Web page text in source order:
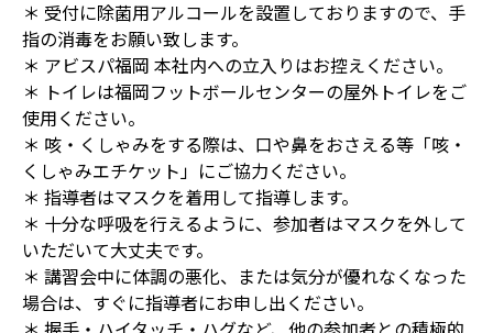
＊ 受付に除菌用アルコールを設置しておりますので、手
指の消毒をお願い致します。
＊ アビスパ福岡 本社内への立入りはお控えください。
＊ トイレは福岡フットボールセンターの屋外トイレをご
使用ください。
＊ 咳・くしゃみをする際は、口や鼻をおさえる等「咳・
くしゃみエチケット」にご協力ください。
＊ 指導者はマスクを着用して指導します。
＊ 十分な呼吸を行えるように、参加者はマスクを外して
いただいて大丈夫です。
＊ 講習会中に体調の悪化、または気分が優れなくなった
場合は、すぐに指導者にお申し出ください。